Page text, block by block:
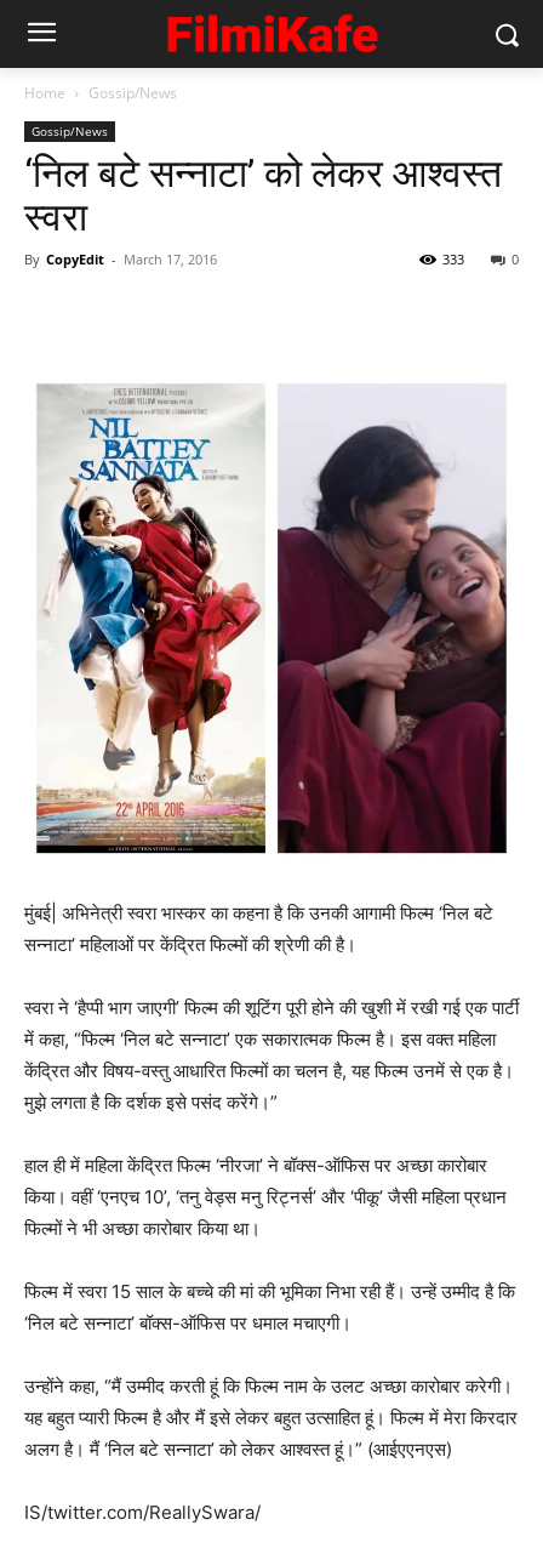
Home Gossip/News
Gossip/News
‘निल बटे सन्नाटा’ को लेकर आश्वस्त
स्वरा
By CopyEdit - March 17, 2016 0
333
मुंबई| अभिनेत्री स्वरा भास्कर का कहना है कि उनकी आगामी फिल्म ‘निल बटे
सन्नाटा’ महिलाओं पर केंद्रित फिल्मों की श्रेणी की है।
स्वरा ने ‘हैप्पी भाग जाएगी’ फिल्म की शूटिंग पूरी होने की खुशी में रखी गई एक पार्टी
में कहा, “फिल्म ‘निल बटे सन्नाटा’ एक सकारात्मक फिल्म है। इस वक्त महिला
केंद्रित और विषय-वस्तु आधारित फिल्मों का चलन है, यह फिल्म उनमें से एक है।
मुझे लगता है कि दर्शक इसे पसंद करेंगे।”
हाल ही में महिला केंद्रित फिल्म ‘नीरजा’ ने बॉक्स-ऑफिस पर अच्छा कारोबार
किया। वहीं ‘एनएच 10’, ‘तनु वेड्स मनु रिट्नर्स’ और ‘पीकू’ जैसी महिला प्रधान
फिल्मों ने भी अच्छा कारोबार किया था।
फिल्म में स्वरा 15 साल के बच्चे की मां की भूमिका निभा रही हैं। उन्हें उम्मीद है कि
‘निल बटे सन्नाटा’ बॉक्स-ऑफिस पर धमाल मचाएगी।
उन्होंने कहा, “मैं उम्मीद करती हूं कि फिल्म नाम के उलट अच्छा कारोबार करेगी।
यह बहुत प्यारी फिल्म है और मैं इसे लेकर बहुत उत्साहित हूं। फिल्म में मेरा किरदार
अलग है। मैं ‘निल बटे सन्नाटा’ को लेकर आश्वस्त हूं।” (आईएएनएस)
IS/twitter.com/ReallySwara/